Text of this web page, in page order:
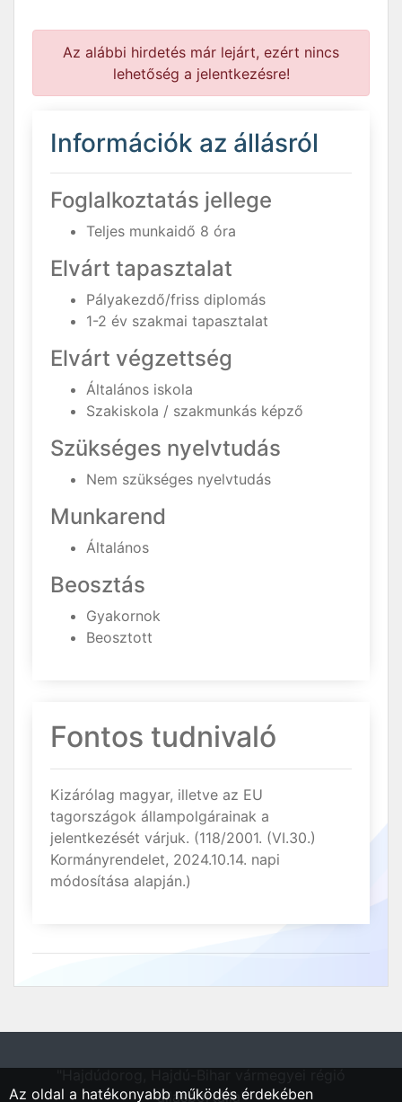
Az alábbi hirdetés már lejárt, ezért nincs
lehetőség a jelentkezésre!
Információk az állásról
Foglalkoztatás jellege
Teljes munkaidő 8 óra
Elvárt tapasztalat
Pályakezdő/friss diplomás
1-2 év szakmai tapasztalat
Elvárt végzettség
Általános iskola
Szakiskola / szakmunkás képző
Szükséges nyelvtudás
Nem szükséges nyelvtudás
Munkarend
Általános
Beosztás
Gyakornok
Beosztott
Fontos tudnivaló
Kizárólag magyar, illetve az EU
tagországok állampolgárainak a
jelentkezését várjuk. (118/2001. (VI.30.)
Kormányrendelet, 2024.10.14. napi
módosítása alapján.)
állásportálja"
Az oldal a hatékonyabb működés érdekében